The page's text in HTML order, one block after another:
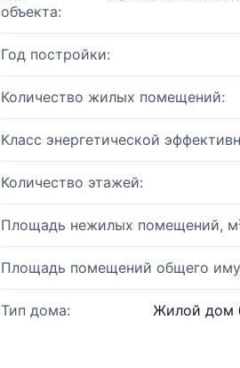
объекта:
Год постройки:
Количество жилых помещений:
Класс энергетической
Количество этажей:
Площадь нежилых помещений,
Площадь помещений общего
Тип дома: Жилой дом